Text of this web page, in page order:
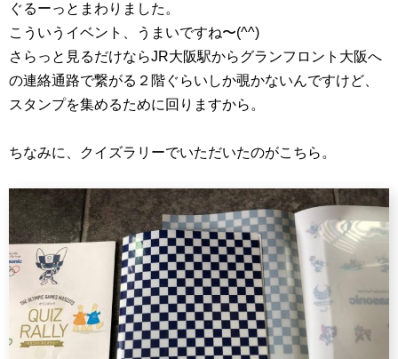
ぐるーっとまわりました。
こういうイベント、うまいですね〜(^^)
さらっと見るだけならJR大阪駅からグランフロント大阪へ
の連絡通路で繋がる２階ぐらいしか覗かないんですけど、
スタンプを集めるために回りますから。
ちなみに、クイズラリーでいただいたのがこちら。